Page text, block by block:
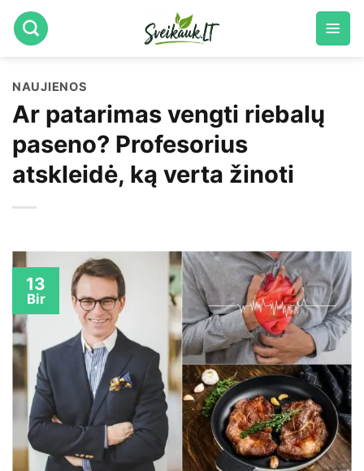
Skip
to
NAUJIENOS
Ar patarimas vengti riebalų
paseno? Profesorius
atskleidė, ką verta žinoti
13
Bir